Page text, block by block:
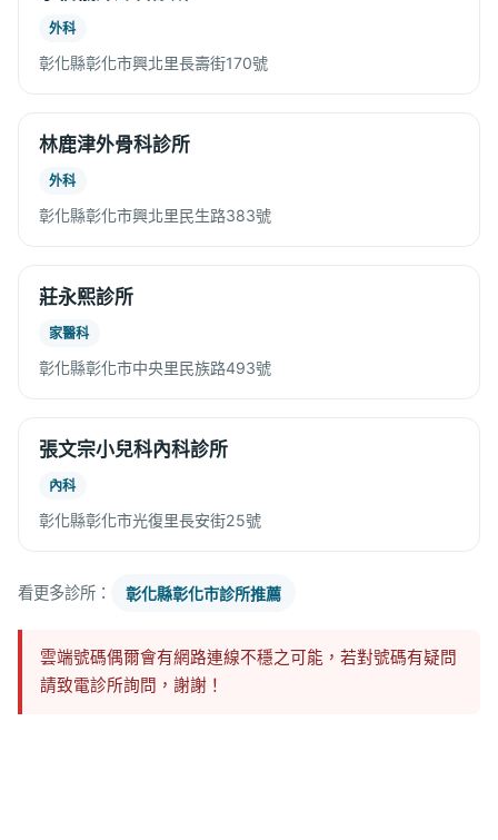
外科
彰化縣彰化市興北里長壽街170號
林鹿津外骨科診所
外科
彰化縣彰化市興北里民生路383號
莊永熙診所
家醫科
彰化縣彰化市中央里民族路493號
張文宗小兒科內科診所
內科
彰化縣彰化市光復里長安街25號
看更多診所： 彰化縣彰化市診所推薦
雲端號碼偶爾會有網路連線不穩之可能，若對號碼有疑問
請致電診所詢問，謝謝！